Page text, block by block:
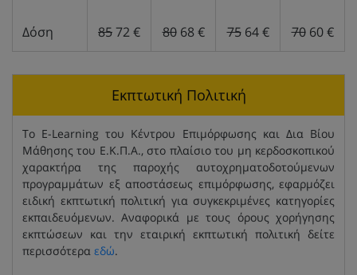
Δόση 85 72 € 80 68 € 75 64 € 70 60 €
Εκπτωτική Πολιτική
Το E-Learning του Κέντρου Επιμόρφωσης και Δια Βίου
Μάθησης του Ε.Κ.Π.Α., στο πλαίσιο του μη κερδοσκοπικού
χαρακτήρα της παροχής αυτοχρηματοδοτούμενων
προγραμμάτων εξ αποστάσεως επιμόρφωσης, εφαρμόζει
ειδική εκπτωτική πολιτική για συγκεκριμένες κατηγορίες
εκπαιδευόμενων. Αναφορικά με τους όρους χορήγησης
εκπτώσεων και την εταιρική εκπτωτική πολιτική δείτε
περισσότερα εδώ.